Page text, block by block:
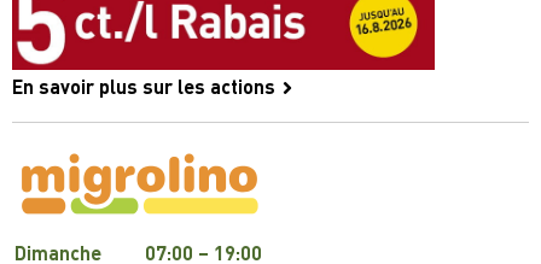
En savoir plus sur les actions
Dimanche 07:00 – 19:00